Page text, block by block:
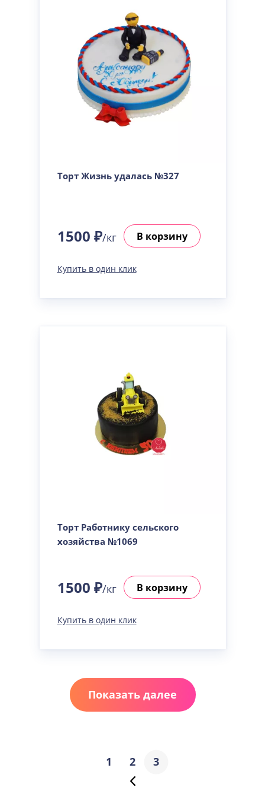
Торт Жизнь удалась №327
1500 ₽/кг В корзину
Купить в один клик
Торт Работнику сельского
хозяйства №1069
1500 ₽/кг В корзину
Купить в один клик
Показать далее
1 2 3